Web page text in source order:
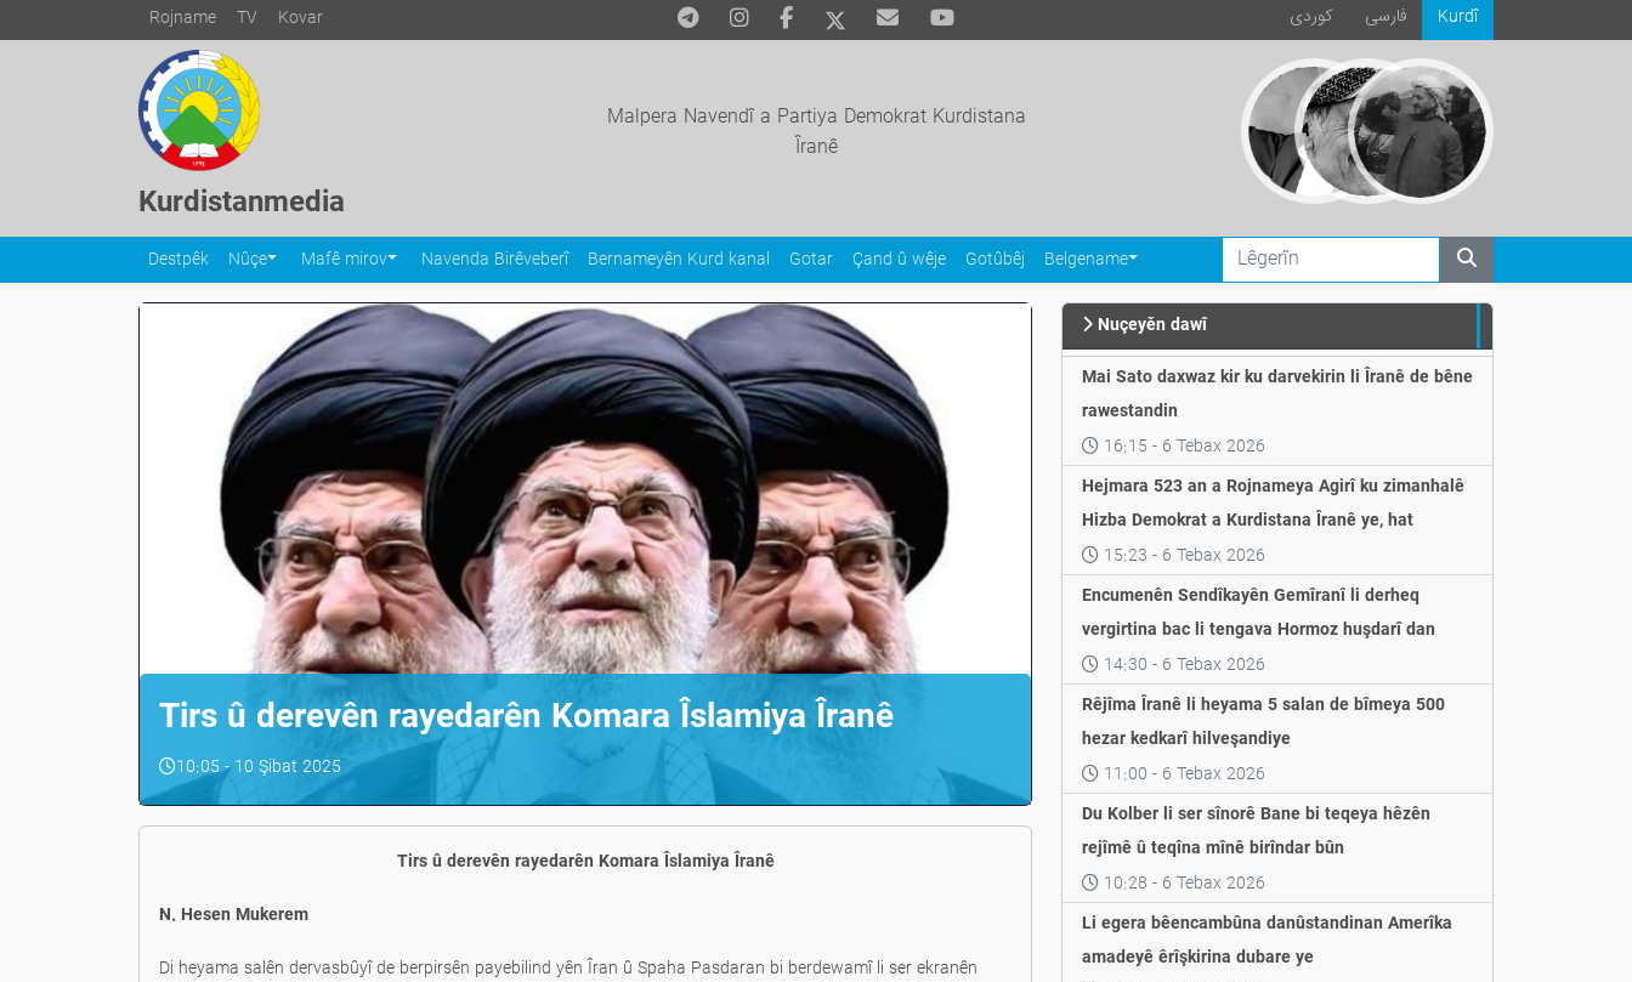
Rojname TV Kovar Kurdî فارسی كوردی
Kurdistanmedia
Malpera Navendî a Partiya Demokrat Kurdistana
Îranê
Destpêk Nûçe Mafê mirov Navenda Birêveberî Bernameyên Kurd kanal Gotar Çand û wêje Gotûbêj Belgename
Tirs û derevên rayedarên Komara Îslamiya Îranê
10:05 - 10 Şibat 2025
Tirs û derevên rayedarên Komara Îslamiya Îranê
N. Hesen Mukerem
Di heyama salên dervasbûyî de berpirsên payebilind yên Îran û Spaha Pasdaran bi berdewamî li ser ekranên
Nuçeyěn dawî
Mai Sato daxwaz kir ku darvekirin li Îranê de bêne
rawestandin
16:15 - 6 Tebax 2026
Hejmara 523 an a Rojnameya Agirî ku zimanhalê
Hizba Demokrat a Kurdistana Îranê ye, hat
weşandin
15:23 - 6 Tebax 2026
Encumenên Sendîkayên Gemîranî li derheq
vergirtina bac li tengava Hormoz huşdarî dan
14:30 - 6 Tebax 2026
Rêjîma Îranê li heyama 5 salan de bîmeya 500
hezar kedkarî hilveşandiye
11:00 - 6 Tebax 2026
Du Kolber li ser sînorê Bane bi teqeya hêzên
rejîmê û teqîna mînê birîndar bûn
10:28 - 6 Tebax 2026
Li egera bêencambûna danûstandinan Amerîka
amadeyê êrîşkirina dubare ye